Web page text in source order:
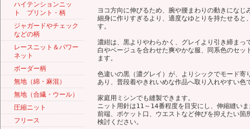
ハイテンションニッ
ト プリント・柄
ジャガードやチェック
などの柄
レースニット＆パワー
ネット
ボーダー柄
無地（綿・麻混）
無地（合繊・ウール）
圧縮ニット
フリース
ヨコ方向に伸びるため、腕や腰まわりの動きになじ
細身に作りすぎるより、適度なゆとりを持たせる
す。
濃紺は、黒よりやわらかく、グレイより引き締まっ
白やベージュを合わせた爽やかな服、同系色のセ
ます。
色違いの黒（濃グレイ）が、よりシックでモード
あり、普段着やきれいめな作品へ取り入れやすい色
家庭用ミシンでも縫製できます。
ニット用針は11～14番程度を目安にし、伸縮縫い
前端、ポケット口、ウエストなど伸びを抑えたい
検討ください。